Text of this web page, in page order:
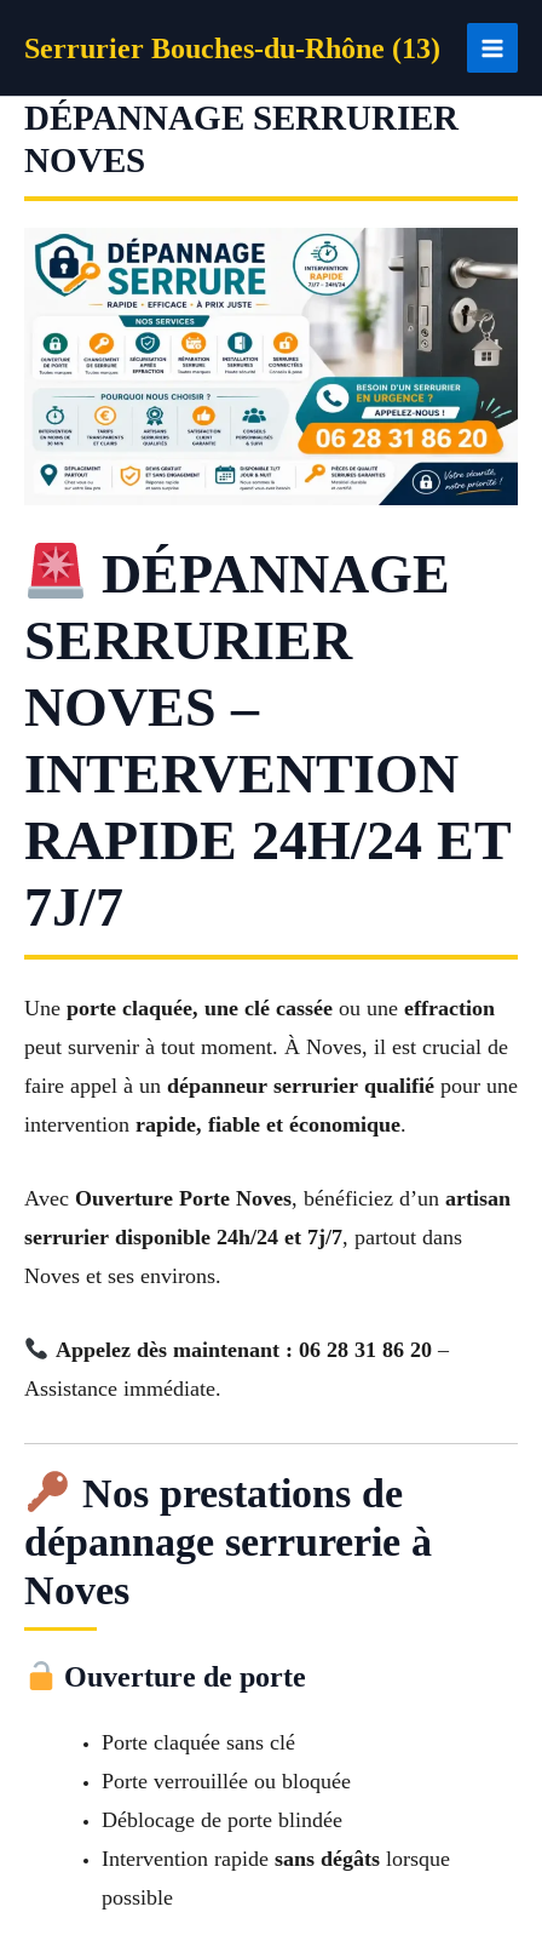
Serrurier Bouches-du-Rhône (13)
DÉPANNAGE SERRURIER
NOVES
DÉPANNAGE
SERRURIER
NOVES –
INTERVENTION
RAPIDE 24H/24 ET
7J/7
Une porte claquée, une clé cassée ou une effraction
peut survenir à tout moment. À Noves, il est crucial de
faire appel à un dépanneur serrurier qualifié pour une
intervention rapide, fiable et économique.
Avec Ouverture Porte Noves, bénéficiez d’un artisan
serrurier disponible 24h/24 et 7j/7, partout dans
Noves et ses environs.
Appelez dès maintenant : 06 28 31 86 20–
Assistance immédiate.
Nos prestations de
dépannage serrurerie à
Noves
Ouverture de porte
Porte claquée sans clé
Porte verrouillée ou bloquée
Déblocage de porte blindée
Intervention rapide sans dégâtslorsque
possible